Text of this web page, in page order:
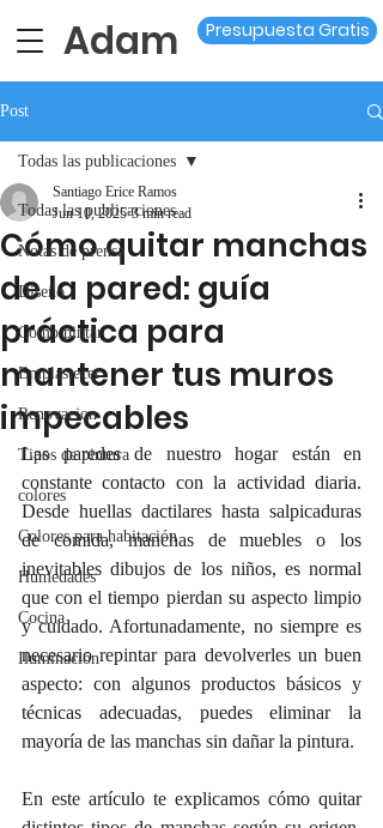
Adam Presupuesta Gratis
Post
Todas las publicaciones
Notas de prensa
Diseño
Como pintar
Emplastecer
Renovacion
Tipos de pintura
colores
Colores para habitación
Humedades
Cocina
Iluminación
Todas las publicaciones
Cómo quitar manchas
de la pared: guía
práctica para
mantener tus muros
impecables
Santiago Erice Ramos
Jun 10, 2025 3 min read
Las paredes de nuestro hogar están en
constante contacto con la actividad diaria.
Desde huellas dactilares hasta salpicaduras
de comida, manchas de muebles o los
inevitables dibujos de los niños, es normal
que con el tiempo pierdan su aspecto limpio
y cuidado. Afortunadamente, no siempre es
necesario repintar para devolverles un buen
aspecto: con algunos productos básicos y
técnicas adecuadas, puedes eliminar la
mayoría de las manchas sin dañar la pintura.
En este artículo te explicamos cómo quitar